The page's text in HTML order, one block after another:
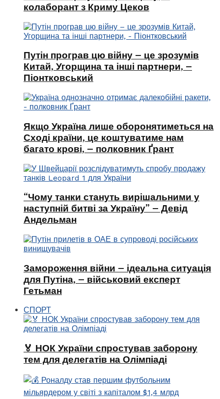
колаборант з Криму Цеков
Путін програв цю війну – це зрозумів
Китай, Угорщина та інші партнери, –
Піонтковський
Якщо Україна лише оборонятиметься на
Сході країни, це коштуватиме нам
багато крові, – полковник Ґрант
“Чому танки стануть вирішальними у
наступній битві за Україну” – Девід
Андельман
Замороження війни – ідеальна ситуація
для Путіна, – військовий експерт
Гетьман
СПОРТ
🏅 НОК України спростував заборону
тем для делегатів на Олімпіаді